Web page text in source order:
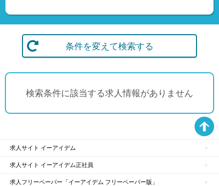
条件を変えて検索する
検索条件に該当する求人情報がありません
求人サイト イーアイデム
求人サイト イーアイデム正社員
求人フリーペーパー「イーアイデム フリーペーパー版」